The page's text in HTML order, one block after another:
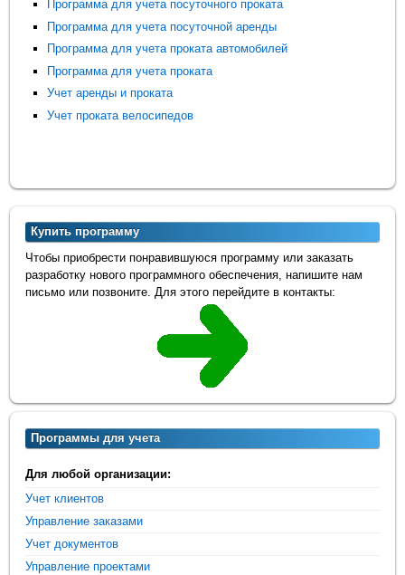
Программа для учета посуточного проката
Программа для учета посуточной аренды
Программа для учета проката автомобилей
Программа для учета проката
Учет аренды и проката
Учет проката велосипедов
Купить программу
Чтобы приобрести понравившуюся программу или заказать
разработку нового программного обеспечения, напишите нам
письмо или позвоните. Для этого перейдите в контакты:
Программы для учета
Для любой организации:
Учет клиентов
Управление заказами
Учет документов
Управление проектами